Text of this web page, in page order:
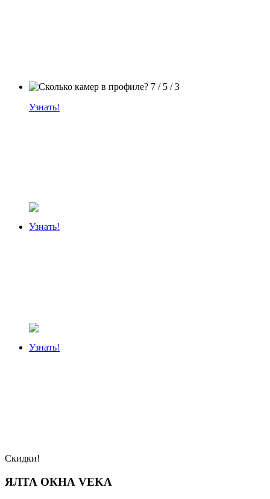
Узнать!
Узнать!
Узнать!
Скидки!
ЯЛТА ОКНА VEKA